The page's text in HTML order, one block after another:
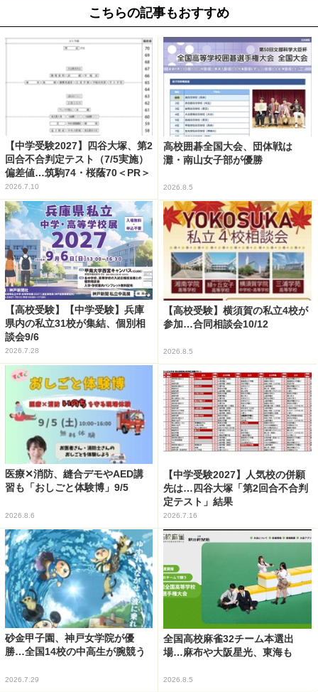
こちらの記事もおすすめ
【中学受験2027】四谷大塚、第2
回合不合判定テスト（7/5実施）
偏差値…筑駒74・桜蔭70＜PR＞
2026.7.10
高校囲碁全国大会、団体戦は
灘・南山女子部が優勝
2026.8.5
【高校受験】【中学受験】兵庫
県内の私立31校が集結、個別相
談会9/6
2026.7.28
【高校受験】横須賀の私立4校が
参加…合同相談会10/12
2026.8.5
医療✕消防、縫合デモやAED講
習も「おしごと体験博」9/5
2026.8.6
【中学受験2027】人気校の併願
先は…四谷大塚「第2回合不合判
定テスト」結果
2026.7.16
砂金甲子園、神戸女学院が優
勝…全国14校の中高生が腕競う
2026.7.29
全国高校麻雀32チーム本選出
場…麻布や大阪星光、東海も
2026.8.5